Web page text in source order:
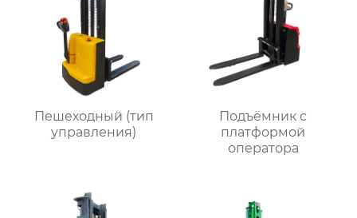
Пешеходный (тип
управления)
Подъёмник с
платформой
оператора